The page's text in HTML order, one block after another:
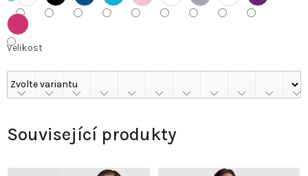
Velikost
Související produkty